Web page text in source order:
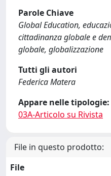
Parole Chiave
Global Education,
cittadinanza globale e
globale, globalizzazione
Tutti gli autori
Federica Matera
Appare nelle tipologie:
03A-Articolo su Rivista
File in questo prodotto:
File